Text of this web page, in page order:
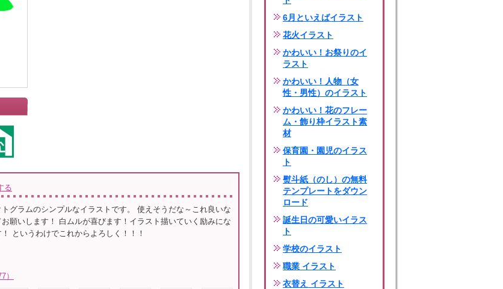
る
グラムのシンプルなイラストです。 使えそうだな～これ良いな
願いします！ 白ムルが喜びます！イラスト描いていく励みにな
というわけでこれからよろしく！！！
）
6月といえばイラスト
花火イラスト
かわいい！お祭りのイ
ラスト
かわいい！人物（女
性・男性）のイラスト
かわいい！花のフレー
ム・飾り枠イラスト素
材
保育園・園児のイラス
ト
熨斗紙（のし）の無料
テンプレートをダウン
ロード
誕生日の可愛いイラス
ト
学校のイラスト
職業 イラスト
衣替え イラスト